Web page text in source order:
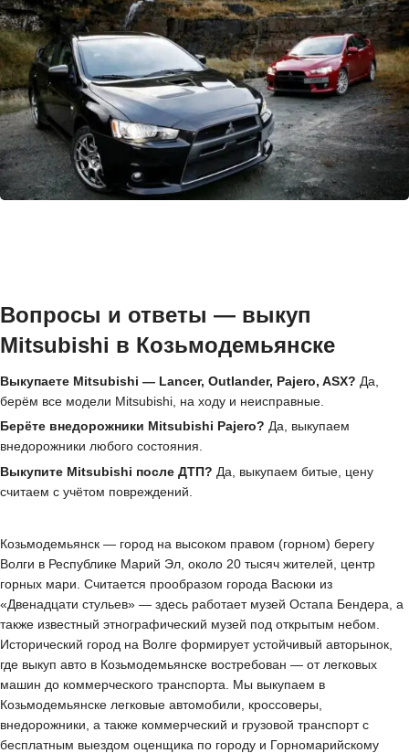
Вопросы и ответы — выкуп
Mitsubishi в Козьмодемьянске
Выкупаете Mitsubishi — Lancer, Outlander, Pajero, ASX? Да,
берём все модели Mitsubishi, на ходу и неисправные.
Берёте внедорожники Mitsubishi Pajero? Да, выкупаем
внедорожники любого состояния.
Выкупите Mitsubishi после ДТП? Да, выкупаем битые, цену
считаем с учётом повреждений.
Козьмодемьянск — город на высоком правом (горном) берегу
Волги в Республике Марий Эл, около 20 тысяч жителей, центр
горных мари. Считается прообразом города Васюки из
«Двенадцати стульев» — здесь работает музей Остапа Бендера, а
также известный этнографический музей под открытым небом.
Исторический город на Волге формирует устойчивый авторынок,
где выкуп авто в Козьмодемьянске востребован — от легковых
машин до коммерческого транспорта. Мы выкупаем в
Козьмодемьянске легковые автомобили, кроссоверы,
внедорожники, а также коммерческий и грузовой транспорт с
бесплатным выездом оценщика по городу и Горномарийскому